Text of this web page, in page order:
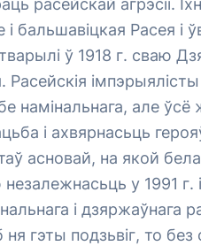
расейскай агрэсіі.
бальшавіцкая Расея і
ў 1918 г. сваю
Расейскія
намінальнага, але ўсё
і ахвярнасьць
асновай, на якой
у 1991 г.
і дзяржаўнага
гэты подзьвіг, то без